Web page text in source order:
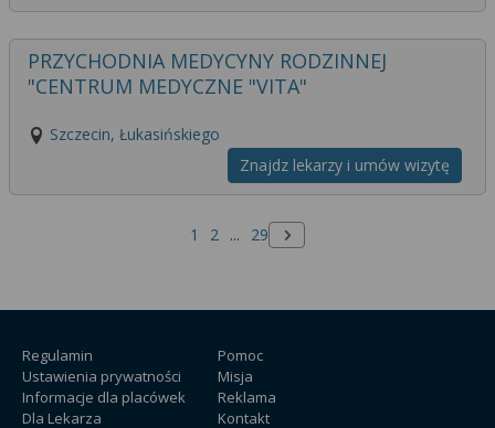
PRZYCHODNIA MEDYCYNY RODZINNEJ
"CENTRUM MEDYCZNE "VITA"
Szczecin, Łukasińskiego
Znajdz lekarzy i umów wizytę
1 2 ... 29 Następna strona
Regulamin
Ustawienia prywatności
Informacje dla placówek
Dla Lekarza
Pomoc
Misja
Reklama
Kontakt